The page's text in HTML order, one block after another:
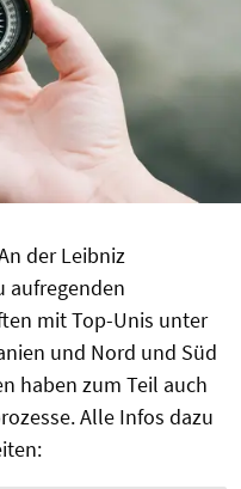
der Leibniz
aufregenden
mit Top-Unis unter
und Nord und Süd
haben zum Teil auch
Alle Infos dazu